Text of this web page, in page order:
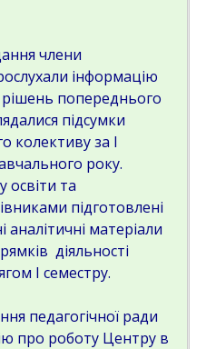
члени
інформацію
попереднього
підсумки
колективу за І
року.
освіти та
підготовлені
аналітичні матеріали
діяльності
І семестру.
педагогічної ради
про роботу Центру в